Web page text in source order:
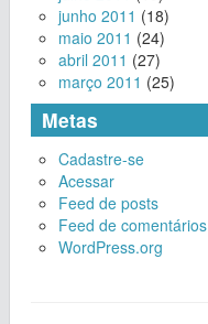
junho 2011 (18)
maio 2011 (24)
abril 2011 (27)
março 2011 (25)
Metas
Cadastre-se
Acessar
Feed de posts
Feed de comentários
WordPress.org